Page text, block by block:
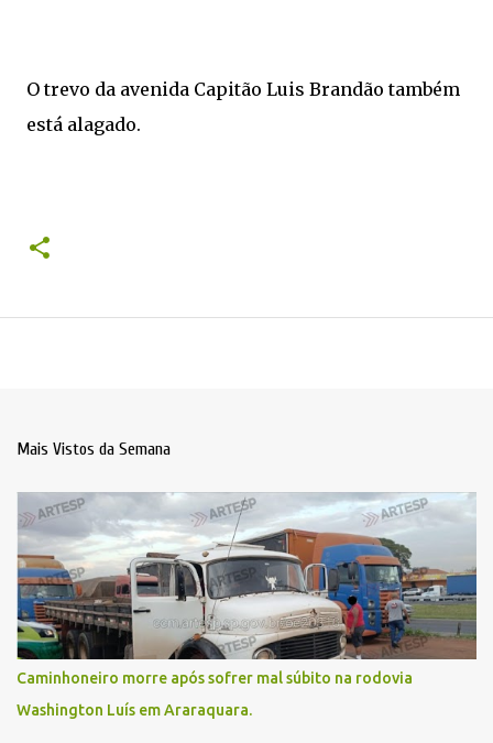
O trevo da avenida Capitão Luis Brandão também
está alagado.
Mais Vistos da Semana
Caminhoneiro morre após sofrer mal súbito na rodovia
Washington Luís em Araraquara.